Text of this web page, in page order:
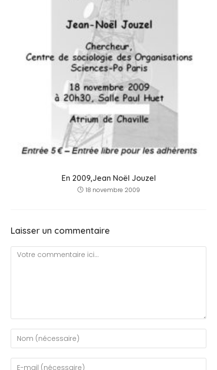
En 2009,Jean Noël Jouzel
18 novembre 2009
Laisser un commentaire